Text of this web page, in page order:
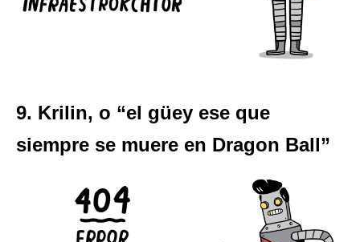
9. Krilin, o “el güey ese que
siempre se muere en Dragon Ball”